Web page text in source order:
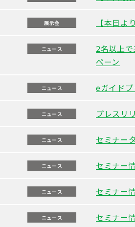
展示会 【本日
ニュース
2名以上
ペーン
ニュース eガイドブ
ニュース プレスリ
ニュース セミナー
ニュース セミナー
ニュース セミナー
ニュース セミナー